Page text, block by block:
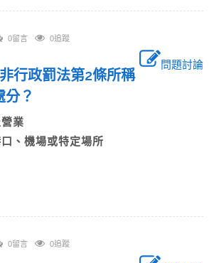
0留言 0追蹤
問題討論
行政罰法第2條所稱
分？
營業
、機場或特定場所
0留言 0追蹤